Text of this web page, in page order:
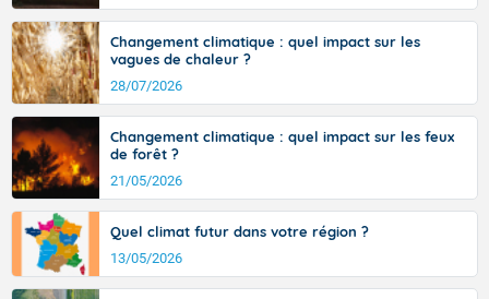
Changement climatique : quel impact sur les
vagues de chaleur ?
28/07/2026
Changement climatique : quel impact sur les feux
de forêt ?
21/05/2026
Quel climat futur dans votre région ?
13/05/2026